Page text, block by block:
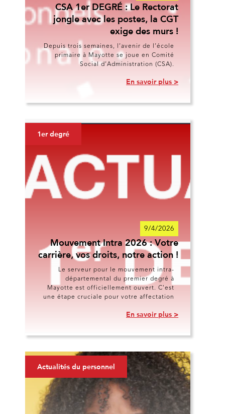
CSA 1er DEGRÉ : Le Rectorat
jongle avec les postes, la CGT
exige des murs !
Depuis trois semaines, l’avenir de l’école
primaire à Mayotte se joue en Comité
Social d’Administration (CSA).
En savoir plus >
1er degré
9/4/2026
Mouvement Intra 2026 : Votre
carrière, vos droits, notre action !
Le serveur pour le mouvement intra-
départemental du premier degré à
Mayotte est officiellement ouvert. C'est
une étape cruciale pour votre affectation
En savoir plus >
Actualités du personnel